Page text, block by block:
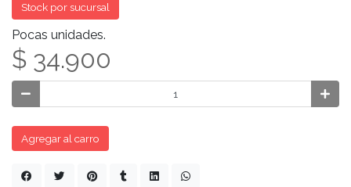
Stock por sucursal
Pocas unidades.
$ 34.900
Agregar al carro